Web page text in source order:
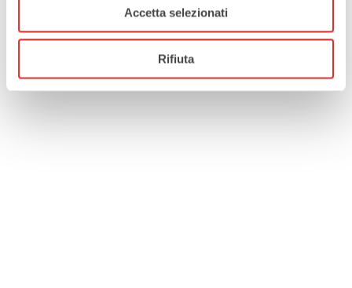
Accetta selezionati
Rifiuta